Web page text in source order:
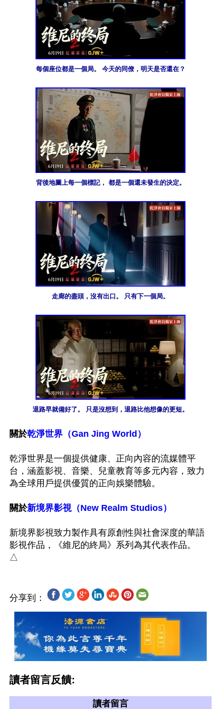
每個座位都是一個局。 今天的同僚，明天是否還在？
背後地圖上每一個標記， 都是一個還未發生的決定。
走廊的盡頭，沒有出口。 只有下一個局。
退路早就備好了。 只是沒想到，退路比他想像的更短。
關於乾淨世界（Gan Jing World）
乾淨世界是一個提供健康、正向內容的流媒體平
台，涵蓋影視、音樂、兒童教育等多元內容，致力
為全球用戶提供優質的正向娛樂體驗。
關於新境界影視（New Realm Studios）
新境界影視致力製作具有原創性與社會深度的華語
影視作品，《維尼的終局》系列為其代表作品。
分享到：
讀者留言反饋:
讀者留言